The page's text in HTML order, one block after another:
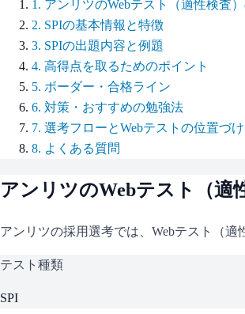
1 . アンリツのWebテスト（適性検査
2. SPIの基本情報と特徴
3. SPIの出題内容と例題
4. 高得点を取るためのポイント
5. ボーダー・合格ライン
6. 対策・おすすめの勉強法
7. 選考フローとWebテストの位置づけ
8. よくある質問
アンリツのWebテスト（適
アンリツの採用選考では、Webテスト（適
テスト種類
SPI